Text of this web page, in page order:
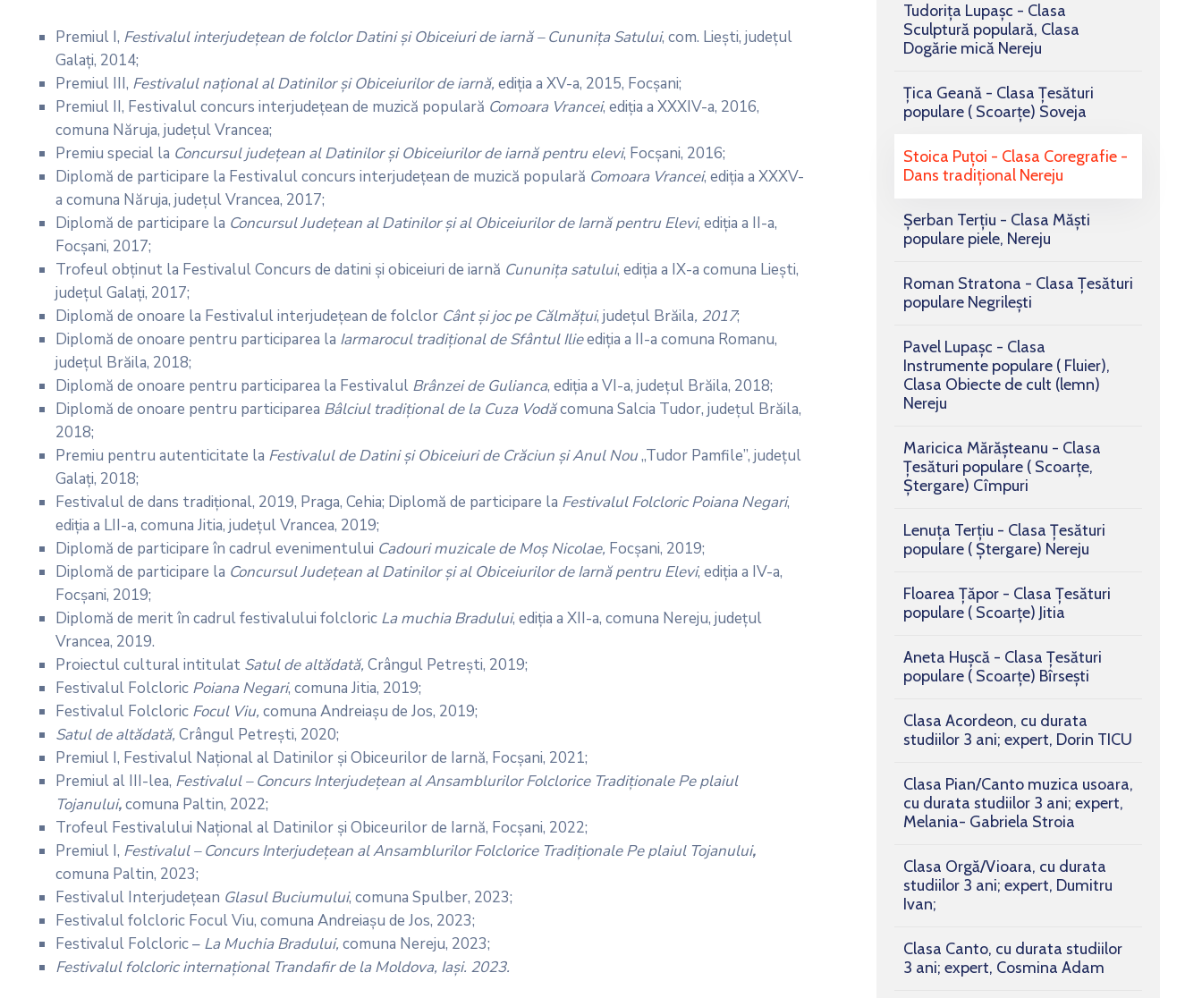
Premiul I, Festivalul interjudețean de folclor Datini și Obiceiuri de iarnă – Cununița Satului, com. Liești, județul
Galați, 2014;
Premiul III, Festivalul național al Datinilor și Obiceiurilor de iarnă, ediția a XV-a, 2015, Focșani;
Premiul II, Festivalul concurs interjudețean de muzică populară Comoara Vrancei, ediția a XXXIV-a, 2016,
comuna Năruja, județul Vrancea;
Premiu special la Concursul județean al Datinilor și Obiceiurilor de iarnă pentru elevi, Focșani, 2016;
Diplomă de participare la Festivalul concurs interjudețean de muzică populară Comoara Vrancei, ediția a XXXV-
a comuna Năruja, județul Vrancea, 2017;
Diplomă de participare la Concursul Județean al Datinilor și al Obiceiurilor de Iarnă pentru Elevi, ediția a II-a,
Focșani, 2017;
Trofeul obținut la Festivalul Concurs de datini și obiceiuri de iarnă Cununița satului, ediţia a IX-a comuna Lieşti,
județul Galaţi, 2017;
Diplomă de onoare la Festivalul interjudețean de folclor Cânt și joc pe Călmățui, județul Brăila, 2017;
Diplomă de onoare pentru participarea la Iarmarocul tradițional de Sfântul Ilieediția a II-a comuna Romanu,
județul Brăila, 2018;
Diplomă de onoare pentru participarea la Festivalul Brânzei de Gulianca, ediția a VI-a, județul Brăila, 2018;
Diplomă de onoare pentru participarea Bâlciul tradițional de la Cuza Vodăcomuna Salcia Tudor, județul Brăila,
2018;
Premiu pentru autenticitate la Festivalul de Datini și Obiceiuri de Crăciun și Anul Nou„Tudor Pamfile”, județul
Galați, 2018;
Festivalul de dans tradiţional, 2019, Praga, Cehia; Diplomă de participare la Festivalul Folcloric Poiana Negari,
ediția a LII-a, comuna Jitia, județul Vrancea, 2019;
Diplomă de participare în cadrul evenimentului Cadouri muzicale de Moș Nicolae, Focșani, 2019;
Diplomă de participare la Concursul Județean al Datinilor și al Obiceiurilor de Iarnă pentru Elevi, ediția a IV-a,
Focșani, 2019;
Diplomă de merit în cadrul festivalului folcloric La muchia Bradului, ediția a XII-a, comuna Nereju, județul
Vrancea, 2019.
Proiectul cultural intitulat Satul de altădată, Crângul Petrești, 2019;
Festivalul Folcloric Poiana Negari, comuna Jitia, 2019;
Festivalul Folcloric Focul Viu, comuna Andreiașu de Jos, 2019;
Satul de altădată, Crângul Petrești, 2020;
Premiul I, Festivalul Național al Datinilor și Obiceurilor de Iarnă, Focșani, 2021;
Premiul al III-lea, Festivalul – Concurs Interjudeţean al Ansamblurilor Folclorice Tradiţionale Pe plaiul
Tojanului,comuna Paltin, 2022;
Trofeul Festivalului Național al Datinilor și Obiceurilor de Iarnă, Focșani, 2022;
Premiul I, Festivalul – Concurs Interjudeţean al Ansamblurilor Folclorice Tradiţionale Pe plaiul Tojanului,
comuna Paltin, 2023;
Festivalul Interjudețean Glasul Buciumului, comuna Spulber, 2023;
Festivalul folcloric Focul Viu, comuna Andreiașu de Jos, 2023;
Festivalul Folcloric – La Muchia Bradului, comuna Nereju, 2023;
Festivalul folcloric internațional Trandafir de la Moldova, Iași. 2023.
Tudorița Lupașc - Clasa
Sculptură populară, Clasa
Dogărie mică Nereju
Țica Geană - Clasa Țesături
populare ( Scoarțe) Soveja
Stoica Puțoi - Clasa Coregrafie -
Dans tradiţional Nereju
Șerban Terțiu - Clasa Măști
populare piele, Nereju
Roman Stratona - Clasa Țesături
populare Negrilești
Pavel Lupașc - Clasa
Instrumente populare ( Fluier),
Clasa Obiecte de cult (lemn)
Nereju
Maricica Mărășteanu - Clasa
Țesături populare ( Scoarțe,
Ștergare) Cîmpuri
Lenuța Terțiu - Clasa Țesături
populare ( Ștergare) Nereju
Floarea Țăpor - Clasa Țesături
populare ( Scoarțe) Jitia
Aneta Hușcă - Clasa Țesături
populare ( Scoarțe) Bîrsești
Clasa Acordeon, cu durata
studiilor 3 ani; expert, Dorin TICU
Clasa Pian/Canto muzica usoara,
cu durata studiilor 3 ani; expert,
Melania- Gabriela Stroia
Clasa Orgă/Vioara, cu durata
studiilor 3 ani; expert, Dumitru
Ivan;
Clasa Canto, cu durata studiilor
3 ani; expert, Cosmina Adam